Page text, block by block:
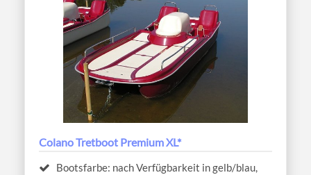
Colano Tretboot Premium XL*
Bootsfarbe: nach Verfügbarkeit in gelb/blau,